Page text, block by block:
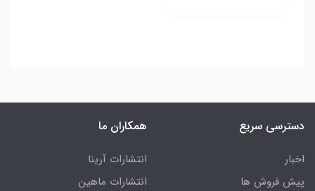
دسترسی سریع
اخبار
پیش فروش ها
همکاران ما
انتشارات آرینا
انتشارات ماهین